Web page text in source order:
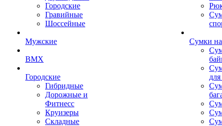
Городские
Гравийные
Шоссейные
Мужские
BMX
Городские
Гибридные
Дорожные и
Фитнесс
Круизеры
Складные
Сумки